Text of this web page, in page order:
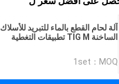
آلة لحام القطع بالماء للتبريد للأسلاك
الساخنة TIG M تطبيقات التغطية
MOQ：
1set